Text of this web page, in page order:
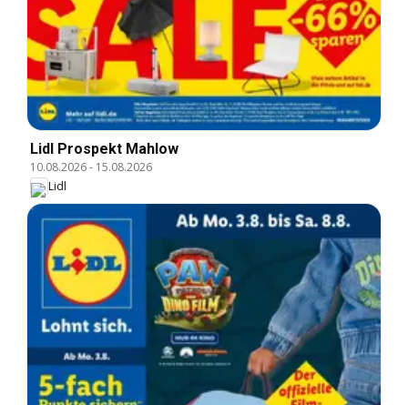
Lidl Prospekt Mahlow
10.08.2026- 15.08.2026
Lidl